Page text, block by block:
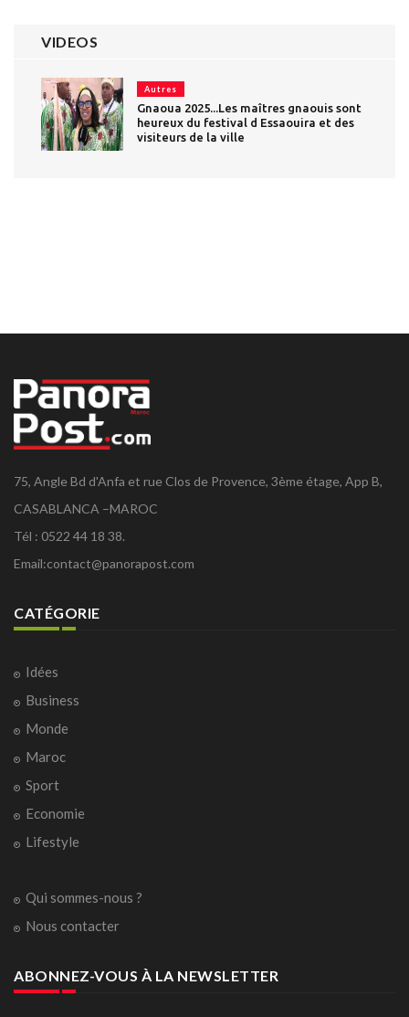
VIDEOS
Autres
Gnaoua 2025...Les maîtres gnaouis sont
heureux du festival d Essaouira et des
visiteurs de la ville
75, Angle Bd d'Anfa et rue Clos de Provence, 3ème étage, App B,
CASABLANCA –MAROC
Tél : 0522 44 18 38.
Email:contact@panorapost.com
CATÉGORIE
Idées
Business
Monde
Maroc
Sport
Economie
Lifestyle
Qui sommes-nous ?
Nous contacter
ABONNEZ-VOUS À LA NEWSLETTER